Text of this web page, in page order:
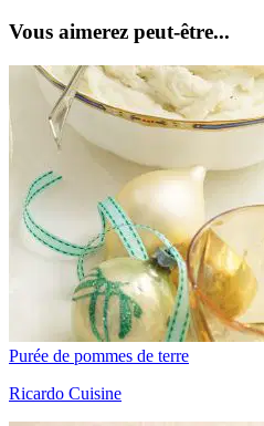
Vous aimerez peut-être...
Purée de pommes de terre
Ricardo Cuisine